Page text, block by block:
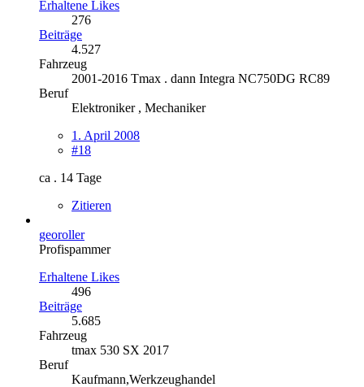
Erhaltene Likes
276
Beiträge
4.527
Fahrzeug
2001-2016 Tmax . dann Integra NC750DG RC89
Beruf
Elektroniker , Mechaniker
1. April 2008
#18
ca . 14 Tage
Zitieren
georoller
Profispammer
Erhaltene Likes
496
Beiträge
5.685
Fahrzeug
tmax 530 SX 2017
Beruf
Kaufmann,Werkzeughandel